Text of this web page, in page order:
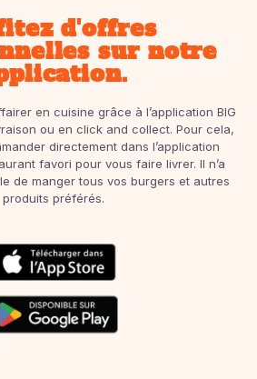
d'offres
sur notre
en cuisine grâce à l’application BIG
ou en click and collect. Pour cela,
directement dans l’application
favori pour vous faire livrer. Il n’a
de manger tous vos burgers et autres
produits préférés.